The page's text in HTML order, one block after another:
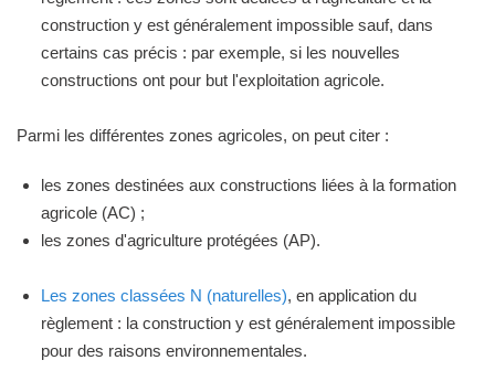
construction y est généralement impossible sauf, dans
certains cas précis : par exemple, si les nouvelles
constructions ont pour but l'exploitation agricole.
Parmi les différentes zones agricoles, on peut citer :
les zones destinées aux constructions liées à la formation
agricole (AC) ;
les zones d'agriculture protégées (AP).
Les zones classées N (naturelles), en application du
règlement : la construction y est généralement impossible
pour des raisons environnementales.